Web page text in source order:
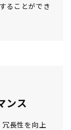
ることができ
ンス
長性を向上